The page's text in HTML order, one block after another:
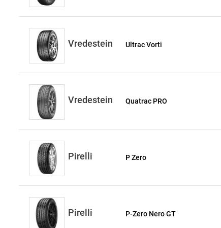
Vredestein Ultrac Vorti
Vredestein Quatrac PRO
Pirelli P Zero
Pirelli P-Zero Nero GT